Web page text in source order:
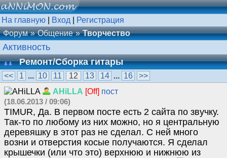
На главную Вход
Регистрация
Форум
Общение Творчество
Активность
Ремонт/Сборка гитары
<< 1 ... 10 11 12 13 14 ... 16
>>
AHiLLA [Off] пост
(18.06.2013 / 09:06)
TIMUR, Да. В первом посте есть 2 сайта по звучку.
Так-то по любому из них можно, но я центральную
деревяшку в этот раз не сделал. С ней много
возни и отверстия косые получаются. Я сделал
крышечки (или что это) верхнюю и нижнюю из